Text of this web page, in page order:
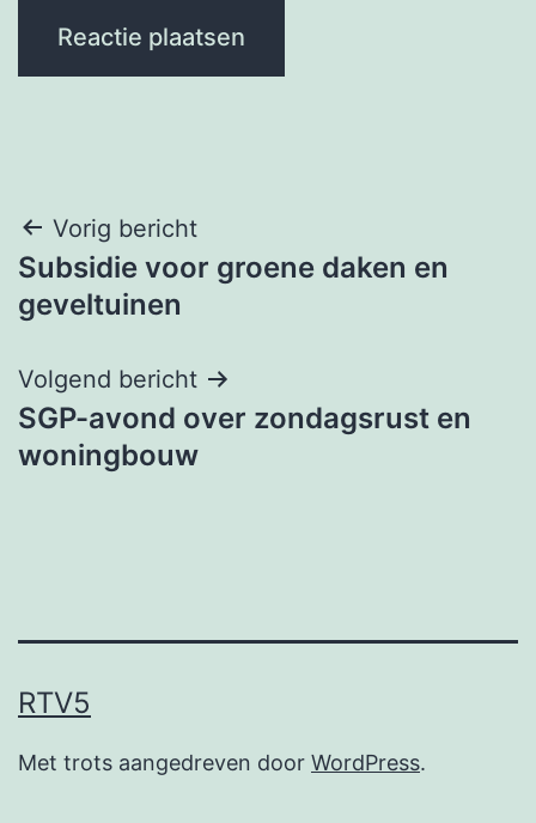
Bericht
navigatie
Vorig bericht
Subsidie voor groene daken en
geveltuinen
Volgend bericht
SGP-avond over zondagsrust en
woningbouw
RTV5
Met trots aangedreven door WordPress.